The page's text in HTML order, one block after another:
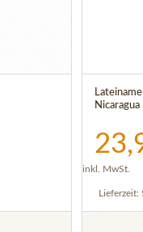
inkl. MwSt.
Lieferzeit: